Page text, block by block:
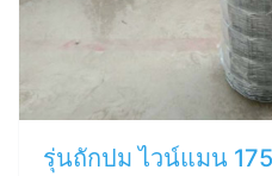
รุ่นถักปม ไวน์แมน